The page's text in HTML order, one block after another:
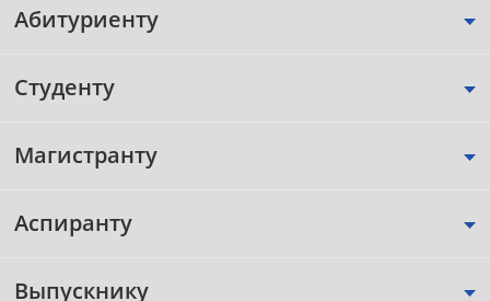
Абитуриенту
Студенту
Магистранту
Аспиранту
Выпускнику